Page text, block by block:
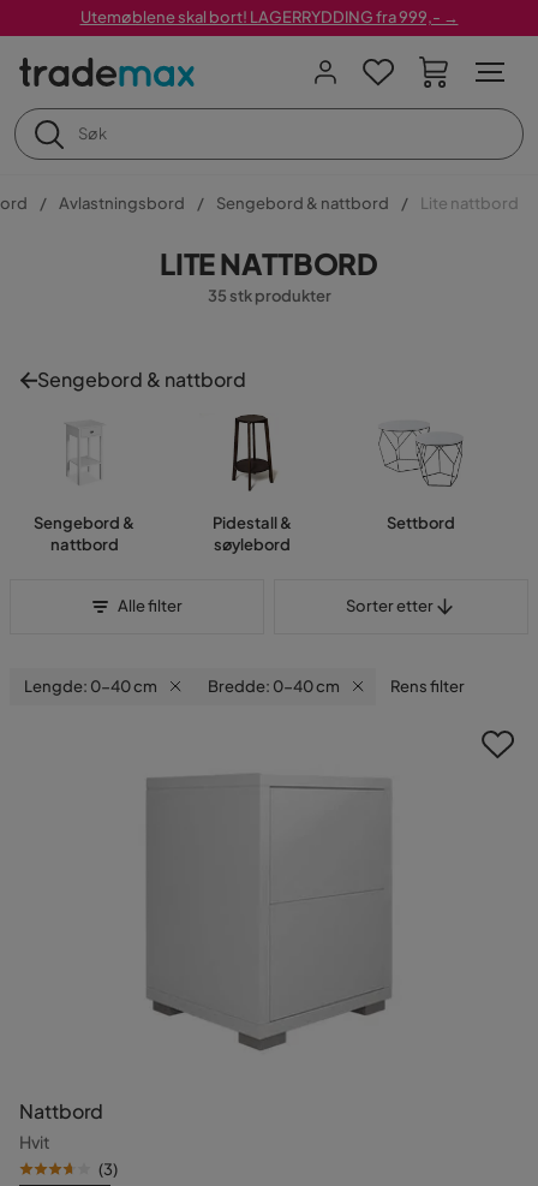
Utemøblene skal bort! LAGERRYDDING fra 999,- →
Avlastningsbord Sengebord & nattbord Lite nattbord
LITE NATTBORD
35 stk produkter
Sengebord & nattbord
Sengebord &
nattbord
Pidestall &
søylebord
Settbord
Alle filter Sorter etter
Lengde: 0-40 cm Bredde: 0-40 cm Rens filter
Nattbord
Hvit
(3)